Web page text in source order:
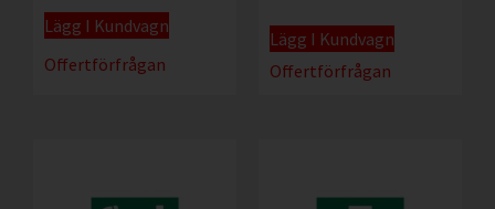
Lägg I Kundvagn
Offertförfrågan
Lägg I Kundvagn
Offertförfrågan